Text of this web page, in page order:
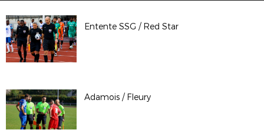
Entente SSG / Red Star
Adamois / Fleury